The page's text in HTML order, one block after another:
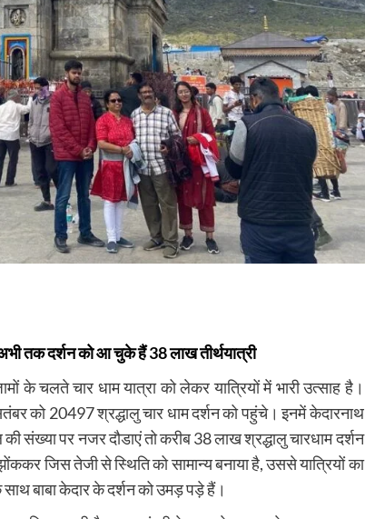
तक दर्शन को आ चुके हैं 38 लाख तीर्थयात्री
के चलते चार धाम यात्रा को लेकर यात्रियों में भारी उत्साह है।
को 20497 श्रद्धालु चार धाम दर्शन को पहुंचे। इनमें केदारनाथ
संख्या पर नजर दौडाएं तो करीब 38 लाख श्रद्धालु चारधाम दर्शन
जिस तेजी से स्थिति को सामान्य बनाया है, उससे यात्रियों का
बाबा केदार के दर्शन को उमड़ पड़े हैं।